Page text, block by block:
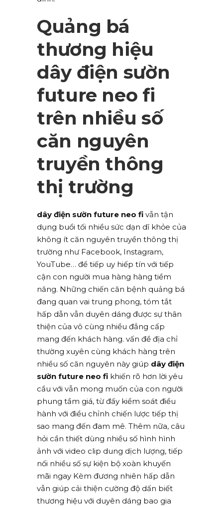
Quảng bá
thương hiệu
dây điện sườn
future neo fi
trên nhiều số
căn nguyên
truyền thông
thị trường
dây điện sườn future neo fi vẫn tận
dụng buổi tối nhiều sức dạn dĩ khỏe của
không ít căn nguyên truyền thông thị
trường như Facebook, Instagram,
YouTube… để tiếp uy hiếp tín với tiếp
cận con người mua hàng hàng tiềm
năng. Những chiến căn bệnh quảng bá
đang quan vai trung phong, tóm tắt
hấp dẫn vẫn duyên dáng được sự thân
thiện của vô cùng nhiều đẳng cấp
mang đến khách hàng. vấn đề địa chỉ
thường xuyên cùng khách hàng trên
nhiều số căn nguyên này giúp dây điện
sườn future neo fi khiến rõ hơn lời yêu
cầu với vẫn mong muốn của con người
phung tầm giá, từ đấy kiểm soát điều
hành với điều chỉnh chiến lược tiếp thị
sao mang đến đam mê. Thêm nữa, câu
hỏi cần thiết dùng nhiều số hình hình
ảnh với video clip dung dịch lượng, tiếp
nối nhiều số sự kiện bộ xoàn khuyến
mãi ngay Kèm đương nhiên hấp dẫn
vẫn giúp cải thiện cường độ dấn biết
thương hiệu với duyên dáng bao gia